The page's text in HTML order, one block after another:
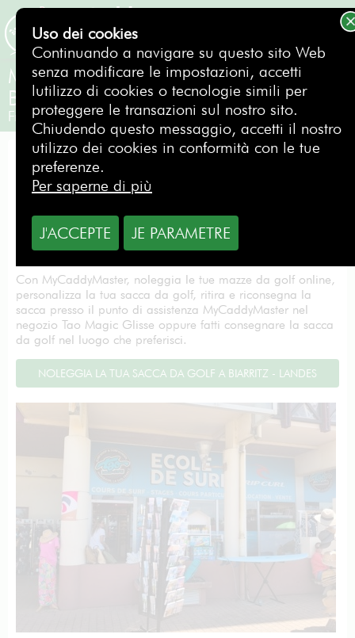
PRENOTAZIONE
Mazze da golf da noleggiare nell'
Biarritz - Landes
Francia
Biarritz - Landes
Benvenuto all' Biarritz nei Paesi Baschi!
Il punto di assistenza MyCaddyMaster si è trasferito a
Soorts-Hossegor, presso il negozio Tao Magic Glisse.
Con MyCaddyMaster, noleggia le tue mazze da golf online,
personalizza la tua sacca da golf, ritira e riconsegna la
sacca presso il punto di assistenza MyCaddyMaster nel
negozio Tao Magic Glisse oppure fatti consegnare la sacca
da golf nel luogo che preferisci.
NOLEGGIA LA TUA SACCA DA GOLF A BIARRITZ - LANDES
Uso dei cookies
Continuando a navigare su questo sito Web
senza modificare le impostazioni, accetti
lutilizzo di cookies o tecnologie simili per
proteggere le transazioni sul nostro sito.
Chiudendo questo messaggio, accetti il nostro
utilizzo dei cookies in conformità con le tue
preferenze.
Per saperne di più
J'ACCEPTE JE PARAMETRE